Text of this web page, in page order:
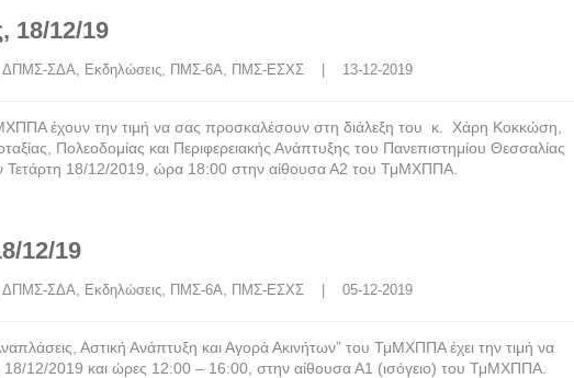
18/12/19
ΔΠΜΣ-ΣΔΑ, Εκδηλώσεις, ΠΜΣ-6Α, ΠΜΣ-ΕΣΧΣ
    |    13-12-2019
έχουν την τιμή να σας προσκαλέσουν στη διάλεξη του κ. Χάρη Κοκκώση,
Πολεοδομίας και Περιφερειακής Ανάπτυξης του Πανεπιστημίου Θεσσαλίας
Τετάρτη 18/12/2019, ώρα 18:00 στην αίθουσα Α2 του ΤμΜΧΠΠΑ.
12/19
ΔΠΜΣ-ΣΔΑ, Εκδηλώσεις, ΠΜΣ-6Α, ΠΜΣ-ΕΣΧΣ
    |    05-12-2019
Αστική Ανάπτυξη και Αγορά Ακινήτων” του ΤμΜΧΠΠΑ έχει την τιμή να
18/12/2019 και ώρες 12:00 – 16:00, στην αίθουσα Α1 (ισόγειο) του ΤμΜΧΠΠΑ.